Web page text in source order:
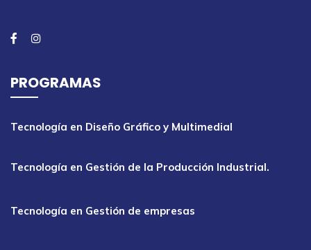
PROGRAMAS
Tecnología en Diseño Gráfico y Multimedial
Tecnología en Gestión de la Producción Industrial.
Tecnología en Gestión de empresas